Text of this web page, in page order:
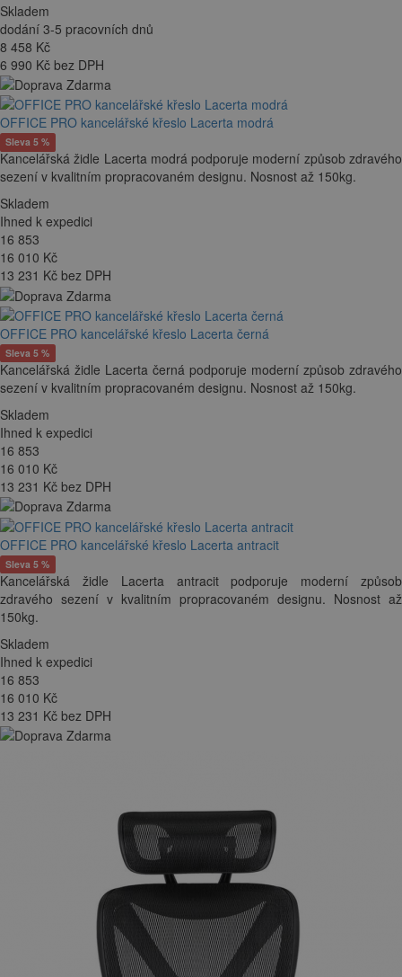
Skladem
dodání 3-5 pracovních dnů
8 458 Kč
6 990 Kč bez DPH
OFFICE PRO kancelářské křeslo Lacerta modrá
Sleva 5 %
Kancelářská židle Lacerta modrá podporuje moderní způsob zdravého
sezení v kvalitním propracovaném designu. Nosnost až 150kg.
Skladem
Ihned k expedici
16 853
16 010 Kč
13 231 Kč bez DPH
OFFICE PRO kancelářské křeslo Lacerta černá
Sleva 5 %
Kancelářská židle Lacerta černá podporuje moderní způsob zdravého
sezení v kvalitním propracovaném designu. Nosnost až 150kg.
Skladem
Ihned k expedici
16 853
16 010 Kč
13 231 Kč bez DPH
OFFICE PRO kancelářské křeslo Lacerta antracit
Sleva 5 %
Kancelářská židle Lacerta antracit podporuje moderní způsob
zdravého sezení v kvalitním propracovaném designu. Nosnost až
150kg.
Skladem
Ihned k expedici
16 853
16 010 Kč
13 231 Kč bez DPH